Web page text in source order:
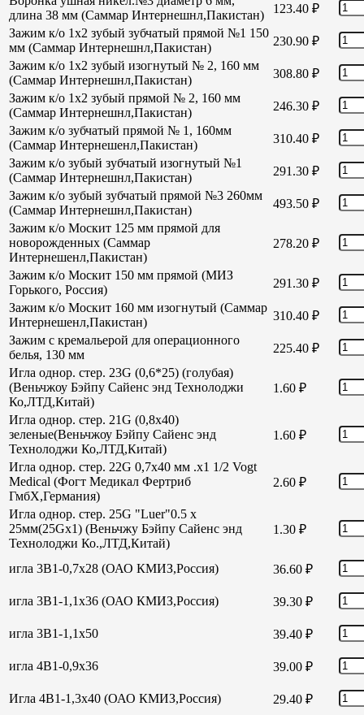
длина 38 мм (Саммар Интернешнл,Пакистан)
123.40 ₽
Зажим к/о 1х2 зубый зубчатый прямой №1 150
мм (Саммар Интернешнл,Пакистан)
230.90 ₽
Зажим к/о 1х2 зубый изогнутый № 2, 160 мм
(Саммар Интернешнл,Пакистан)
308.80 ₽
Зажим к/о 1х2 зубый прямой № 2, 160 мм
(Саммар Интернешнл,Пакистан)
246.30 ₽
Зажим к/о зубчатый прямой № 1, 160мм
(Саммар Интернешенл,Пакистан)
310.40 ₽
Зажим к/о зубый зубчатый изогнутый №1
(Саммар Интернешнл,Пакистан)
291.30 ₽
Зажим к/о зубый зубчатый прямой №3 260мм
(Саммар Интернешнл,Пакистан)
493.50 ₽
Зажим к/о Москит 125 мм прямой для
новорожденных (Саммар
Интернешенл,Пакистан)
278.20 ₽
Зажим к/о Москит 150 мм прямой (МИЗ
Горького, Россия)
291.30 ₽
Зажим к/о Москит 160 мм изогнутый (Саммар
Интернешенл,Пакистан)
310.40 ₽
Зажим с кремальерой для операционного
белья, 130 мм
225.40 ₽
Игла однор. стер. 23G (0,6*25) (голубая)
(Веньчжоу Бэйпу Сайенс энд Технолоджи
Ко,ЛТД,Китай)
1.60 ₽
Игла однор. стер. 21G (0,8х40)
зеленые(Веньчжоу Бэйпу Сайенс энд
Технолоджи Ко,ЛТД,Китай)
1.60 ₽
Игла однор. стер. 22G 0,7х40 мм .х1 1/2 Vogt
Medical (Фогт Медикал Фертриб
ГмбХ,Германия)
2.60 ₽
Игла однор. стер. 25G "Luer"0.5 х
25мм(25Gх1) (Веньчжу Бэйпу Сайенс энд
Технолоджи Ко.,ЛТД,Китай)
1.30 ₽
игла 3В1-0,7х28 (ОАО КМИЗ,Россия) 36.60 ₽
игла 3В1-1,1х36 (ОАО КМИЗ,Россия) 39.30 ₽
игла 3В1-1,1х50 39.40 ₽
игла 4В1-0,9х36 39.00 ₽
Игла 4В1-1,3х40 (ОАО КМИЗ,Россия) 29.40 ₽